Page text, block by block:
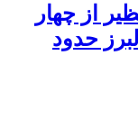
از چهار
حدود